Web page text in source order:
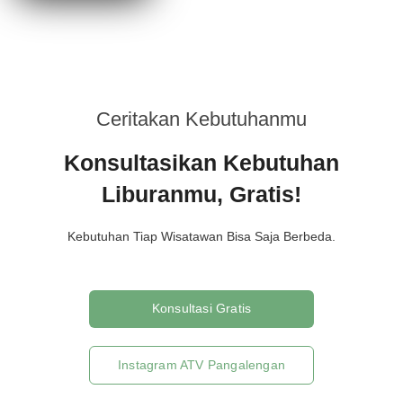
Ceritakan Kebutuhanmu
Konsultasikan Kebutuhan
Liburanmu, Gratis!
Kebutuhan Tiap Wisatawan Bisa Saja Berbeda.
Konsultasi Gratis
Instagram ATV Pangalengan